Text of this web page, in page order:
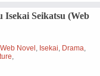
Seikatsu (Web
Web Novel Isekai Drama